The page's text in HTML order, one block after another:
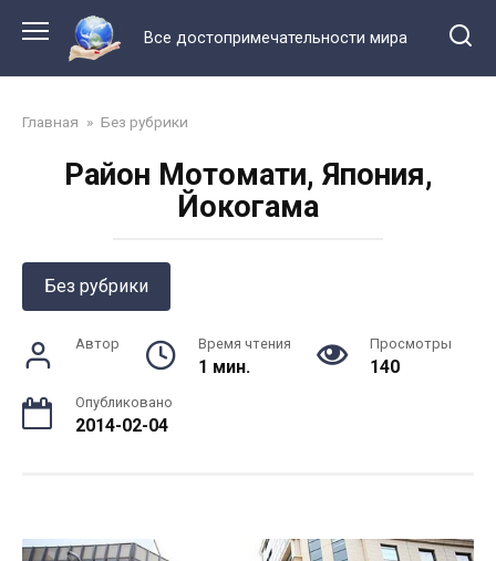
контенту
Все достопримечательности мира
Главная » Без рубрики
Район Мотомати, Япония,
Йокогама
Без рубрики
Автор Время чтения
1 мин.
Просмотры
140
Опубликовано
2014-02-04